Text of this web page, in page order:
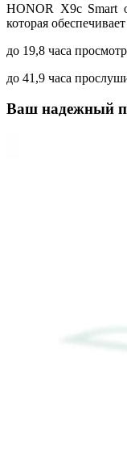
HONOR X9c Smart
которая
до 19,8 часа
до 41,9 часа
Ваш надежный